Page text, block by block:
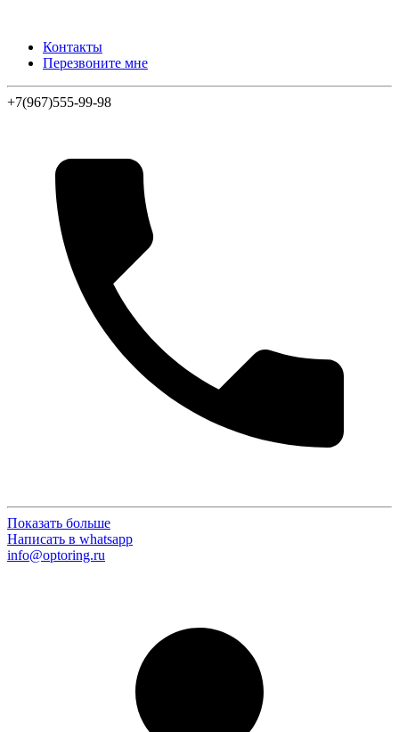
Контакты
Перезвоните мне
+7(967)555-99-98
Показать больше
Написать в whatsapp
info@optoring.ru